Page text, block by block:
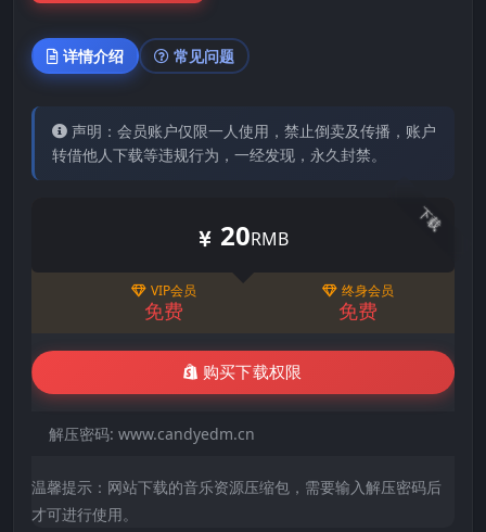
详情介绍 常见问题
声明：会员账户仅限一人使用，禁止倒卖及传播，账户
转借他人下载等违规行为，一经发现，永久封禁。
下载
20RMB
VIP会员
免费
终身会员
免费
购买下载权限
解压密码: www.candyedm.cn
温馨提示：网站下载的音乐资源压缩包，需要输入解压密码后
才可进行使用。